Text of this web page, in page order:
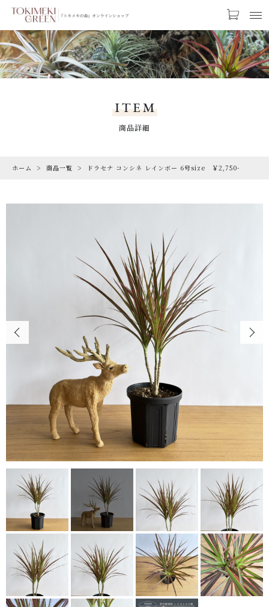
お気に入り LOGIN
RARE
CAMPAIGN
植物の紹介・育て方など
NEWS
ABOUT US
当店について
POINT
育て方のコツ
CHECKED PRODUCTS
最近チェックした商品
ORDER HISTORY
注文履歴
SHOP
店舗概要
SHOPPING GUIDE
ITEM
商品詳細
ホーム 商品一覧 ドラセナ コンシネ レインボー 6号size ￥2,750-
カートに商品を追加しました
ドラセナ コンシネ レインボー 6号size
【ギフトラッピング】
【トキメキコーヒー1袋】
（税込）
ショッピングを続ける
カートを確認する